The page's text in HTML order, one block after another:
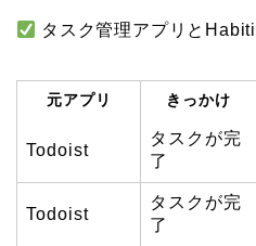
タスク管理アプリと
元アプリ きっかけ
Todoist
タスクが完
了
Todoist
タスクが完
了